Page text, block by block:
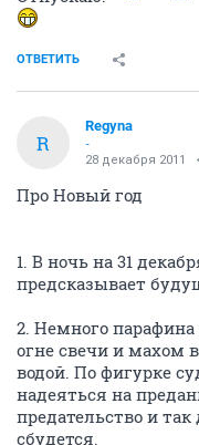
ОТВЕТИТЬ
R
Regyna
-
28 декабря 2011
Про Новый год
1. В ночь на 31
предсказывает
2. Немного
огне свечи и махом
водой. По фигурке
надеяться на
предательство и
сбудется.